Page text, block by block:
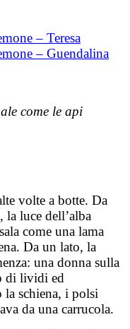
– Teresa
– Guendalina
come le api
volte a botte. Da
la luce dell’alba
come una lama
Da un lato, la
una donna sulla
di lividi ed
la schiena, i polsi
da una carrucola.